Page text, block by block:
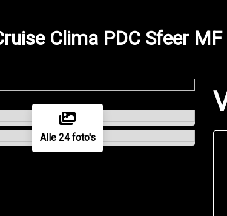
Clima PDC Sfeer MF
Alle 24 foto's